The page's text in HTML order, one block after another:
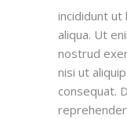
incididunt ut
aliqua. Ut
nostrud
nisi ut
consequat.